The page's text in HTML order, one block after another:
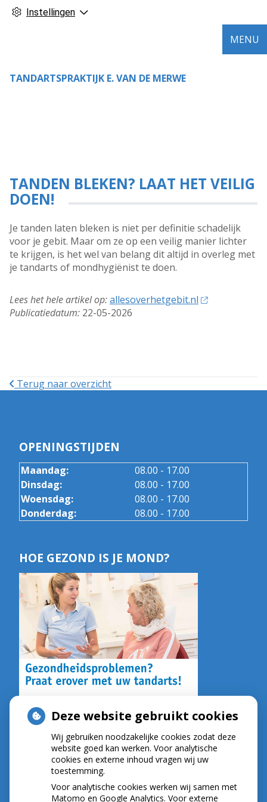
Instellingen
TANDARTSPRAKTIJK E. VAN DE MERWE
MENU
TANDEN BLEKEN? LAAT HET VEILIG
DOEN!
Je tanden laten bleken is niet per definitie schadelijk
voor je gebit. Maar om ze op een veilig manier lichter
te krijgen, is het wel van belang dit altijd in overleg met
je tandarts of mondhygiënist te doen.
Lees het hele artikel op:allesoverhetgebit.nl
Publicatiedatum: 22-05-2026
Terug naar overzicht
OPENINGSTIJDEN
Maandag:
08.00 - 17.00
Dinsdag:
08.00 - 17.00
Woensdag:
08.00 - 17.00
Donderdag:
08.00 - 17.00
HOE GEZOND IS JE MOND?
NIEUWS
Let op: valse Infomedics-mails over
openstaande rekening
Tanden bleken? Laat het veilig doen!
Deze website gebruikt cookies
Wij gebruiken noodzakelijke cookies zodat deze
website goed kan werken. Voor analytische
cookies en externe inhoud vragen wij uw
toestemming.
Voor analytische cookies werken wij samen met
Matomo en Google Analytics. Voor externe